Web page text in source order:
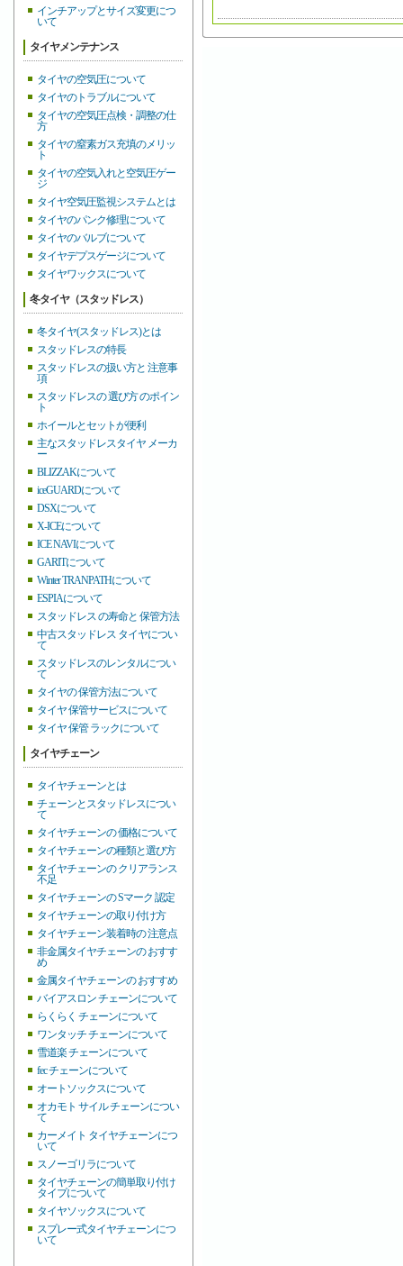
インチアップとサイズ変更につ
いて
タイヤメンテナンス
タイヤの空気圧について
タイヤのトラブルについて
タイヤの空気圧点検・調整の仕
方
タイヤの窒素ガス充填のメリッ
ト
タイヤの空気入れと空気圧ゲー
ジ
タイヤ空気圧監視システムとは
タイヤのパンク修理について
タイヤのバルブについて
タイヤデプスゲージについて
タイヤワックスについて
冬タイヤ（スタッドレス）
冬タイヤ(スタッドレス)とは
スタッドレスの特長
スタッドレスの扱い方と 注意事
項
スタッドレスの 選び方 のポイン
ト
ホイールとセットが便利
主なスタッドレスタイヤ メーカ
ー
BLIZZAKについて
iceGUARDについて
DSXについて
X-ICEについて
ICE NAVIについて
GARITについて
Winter TRANPATHについて
ESPIAについて
スタッドレス の寿命と 保管方法
中古スタッドレス タイヤについ
て
スタッドレスのレンタルについ
て
タイヤの 保管方法について
タイヤ 保管サービスについて
タイヤ 保管 ラックについて
タイヤチェーン
タイヤチェーンとは
チェーンとスタッドレスについ
て
タイヤチェーンの 価格について
タイヤチェーンの種類と選び方
タイヤチェーンの クリアランス
不足
タイヤチェーンの Sマーク 認定
タイヤチェーンの取り付け方
タイヤチェーン装着時の 注意点
非金属タイヤチェーンの おすす
め
金属タイヤチェーンの おすすめ
バイアスロン チェーンについて
らくらく チェーンについて
ワンタッチ チェーンについて
雪道楽 チェーンについて
fec チェーンについて
オートソックスについて
オカモト サイル チェーンについ
て
カーメイト タイヤチェーンにつ
いて
スノーゴリラについて
タイヤチェーンの簡単取り付け
タイプについて
タイヤソックスについて
スプレー式タイヤチェーンにつ
いて